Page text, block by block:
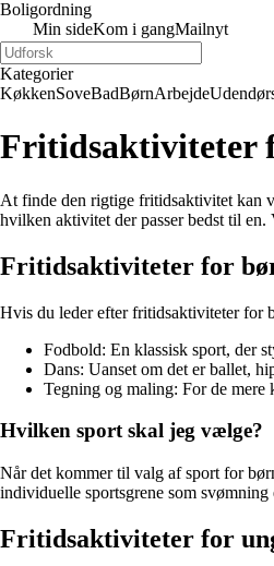
Boligordning
Min sideKom i gangMailnyt
Kategorier
KøkkenSoveBadBørnArbejde
Fritidsaktiviteter
At finde den rigtige fritidsaktivitet kan
hvilken aktivitet der passer bedst til
Fritidsaktiviteter for
Hvis du leder efter fritidsaktiviteter for
Fodbold: En klassisk sport, der
Dans: Uanset om det er ballet,
Tegning og maling: For de
Hvilken sport skal jeg vælge?
Når det kommer til valg af sport for
individuelle sportsgrene som
Fritidsaktiviteter for